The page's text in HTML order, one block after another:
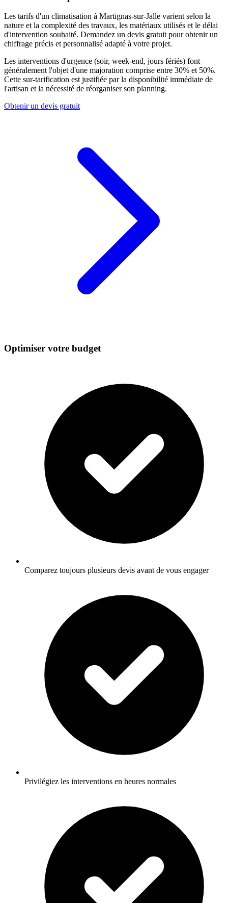
Les tarifs d'un climatisation à Martignas-sur-Jalle varient selon la
nature et la complexité des travaux, les matériaux utilisés et le délai
d'intervention souhaité. Demandez un devis gratuit pour obtenir un
chiffrage précis et personnalisé adapté à votre projet.
Les interventions d'urgence (soir, week-end, jours fériés) font
généralement l'objet d'une majoration comprise entre 30% et 50%.
Cette sur-tarification est justifiée par la disponibilité immédiate de
l'artisan et la nécessité de réorganiser son planning.
Obtenir un devis gratuit
Optimiser votre budget
Comparez toujours plusieurs devis avant de vous engager
Privilégiez les interventions en heures normales